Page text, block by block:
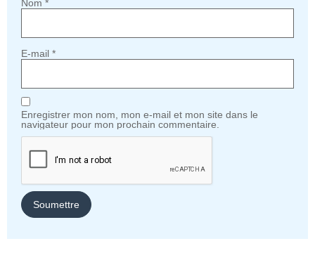
Nom *
E-mail *
Enregistrer mon nom, mon e-mail et mon site dans le
navigateur pour mon prochain commentaire.